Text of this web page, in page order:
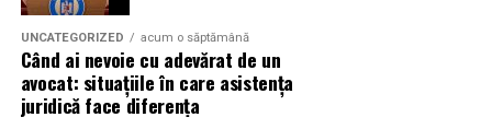
Atacurile sunt mai eficiente în contextul
evenimentelor globale
Campaniile de phishing asociate evenimentelor
importante profită de interesul public ridicat, de
UNCATEGORIZED acum o săptămână
Când ai nevoie cu adevărat de un
avocat: situațiile în care asistența
juridică face diferența